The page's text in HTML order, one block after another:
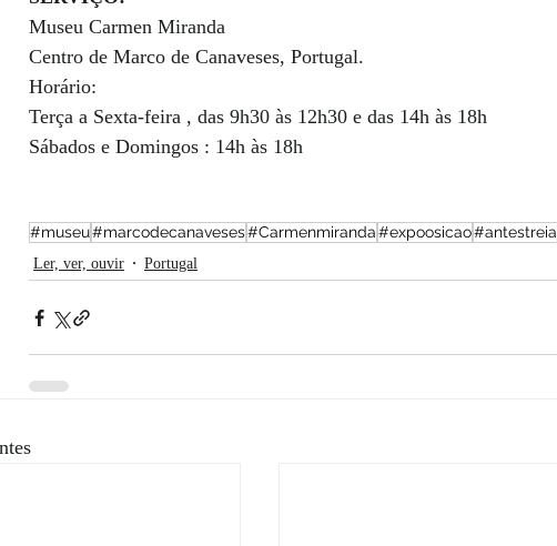
Museu Carmen Miranda
Centro de Marco de Canaveses, Portugal.
Horário:
Terça a Sexta-feira , das 9h30 às 12h30 e das 14h às 18h
Sábados e Domingos : 14h às 18h
#museu#marcodecanaveses#Carmenmiranda#expoosicao#antestreia
Ler, ver, ouvir Portugal